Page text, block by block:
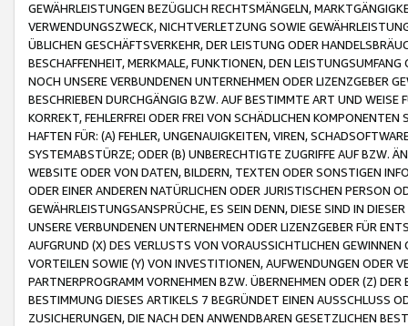
GEWÄHRLEISTUNGEN BEZÜGLICH RECHTSMÄNGELN,
VERWENDUNGSZWECK, NICHTVERLETZUNG SOWIE
ÜBLICHEN GESCHÄFTSVERKEHR, DER LEISTUNG ODER
BESCHAFFENHEIT, MERKMALE, FUNKTIONEN, DEN
NOCH UNSERE VERBUNDENEN UNTERNEHMEN ODER LIZENZGEBER
BESCHRIEBEN DURCHGÄNGIG BZW. AUF BESTIMMTE ART UND
KORREKT, FEHLERFREI ODER FREI VON SCHÄDLICHEN
HAFTEN FÜR: (A) FEHLER, UNGENAUIGKEITEN, VIREN,
SYSTEMABSTÜRZE; ODER (B) UNBERECHTIGTE ZUGRIFFE AUF BZW.
WEBSITE ODER VON DATEN, BILDERN, TEXTEN ODER SONSTIGEN
ODER EINER ANDEREN NATÜRLICHEN ODER JURISTISCHEN PERSON
GEWÄHRLEISTUNGSANSPRÜCHE, ES SEIN DENN, DIESE SIND IN
UNSERE VERBUNDENEN UNTERNEHMEN ODER LIZENZGEBER FÜR
AUFGRUND (X) DES VERLUSTS VON VORAUSSICHTLICHEN
VORTEILEN SOWIE (Y) VON INVESTITIONEN, AUFWENDUNGEN ODER
PARTNERPROGRAMM VORNEHMEN BZW. ÜBERNEHMEN ODER (Z)
BESTIMMUNG DIESES ARTIKELS 7 BEGRÜNDET EINEN AUSSCHLUSS
ZUSICHERUNGEN, DIE NACH DEN ANWENDBAREN GESETZLICHEN